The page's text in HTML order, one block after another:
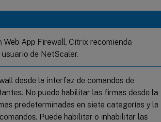
App Firewall, Citrix recomienda
de NetScaler.
desde la interfaz de comandos de
No puede habilitar las firmas desde la
predeterminadas en siete categorías y la
Puede habilitar o inhabilitar las